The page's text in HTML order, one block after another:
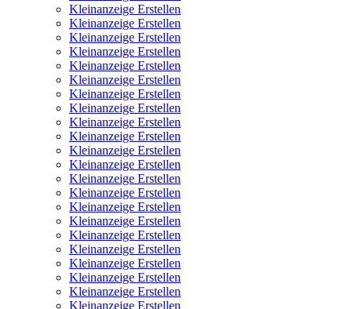
Kleinanzeige Erstellen
Kleinanzeige Erstellen
Kleinanzeige Erstellen
Kleinanzeige Erstellen
Kleinanzeige Erstellen
Kleinanzeige Erstellen
Kleinanzeige Erstellen
Kleinanzeige Erstellen
Kleinanzeige Erstellen
Kleinanzeige Erstellen
Kleinanzeige Erstellen
Kleinanzeige Erstellen
Kleinanzeige Erstellen
Kleinanzeige Erstellen
Kleinanzeige Erstellen
Kleinanzeige Erstellen
Kleinanzeige Erstellen
Kleinanzeige Erstellen
Kleinanzeige Erstellen
Kleinanzeige Erstellen
Kleinanzeige Erstellen
Kleinanzeige Erstellen